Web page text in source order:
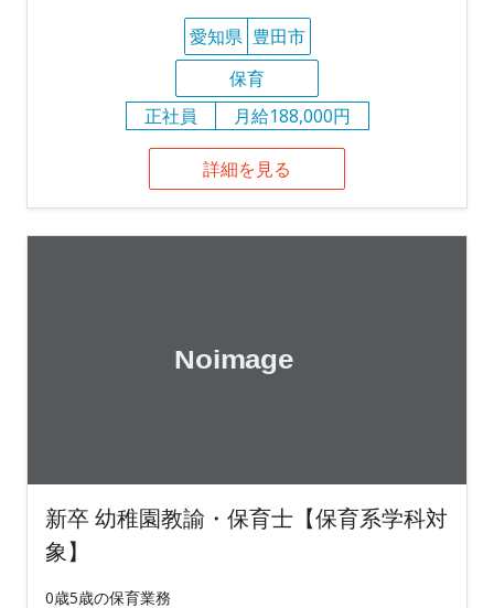
愛知県 豊田市
保育
正社員
月給188,000円
詳細を見る
新卒 幼稚園教諭・保育士【保育系学科対
象】
0歳5歳の保育業務